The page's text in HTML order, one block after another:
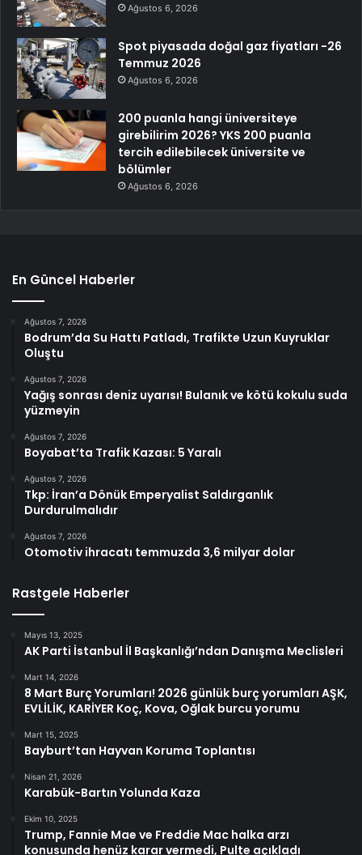
Ağustos 6, 2026
Spot piyasada doğal gaz fiyatları -26
Temmuz 2026
Ağustos 6, 2026
200 puanla hangi üniversiteye
girebilirim 2026? YKS 200 puanla
tercih edilebilecek üniversite ve
bölümler
Ağustos 6, 2026
En Güncel Haberler
Ağustos 7, 2026
Bodrum’da Su Hattı Patladı, Trafikte Uzun Kuyruklar
Oluştu
Ağustos 7, 2026
Yağış sonrası deniz uyarısı! Bulanık ve kötü kokulu suda
yüzmeyin
Ağustos 7, 2026
Boyabat’ta Trafik Kazası: 5 Yaralı
Ağustos 7, 2026
Tkp: İran’a Dönük Emperyalist Saldırganlık
Durdurulmalıdır
Ağustos 7, 2026
Otomotiv ihracatı temmuzda 3,6 milyar dolar
Rastgele Haberler
Mayıs 13, 2025
AK Parti İstanbul İl Başkanlığı’ndan Danışma Meclisleri
Mart 14, 2026
8 Mart Burç Yorumları! 2026 günlük burç yorumları AŞK,
EVLİLİK, KARİYER Koç, Kova, Oğlak burcu yorumu
Mart 15, 2025
Bayburt’tan Hayvan Koruma Toplantısı
Nisan 21, 2026
Karabük-Bartın Yolunda Kaza
Ekim 10, 2025
Trump, Fannie Mae ve Freddie Mac halka arzı
konusunda henüz karar vermedi, Pulte açıkladı